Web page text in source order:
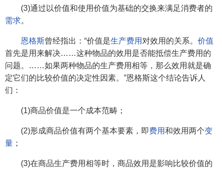
(3)通过以价值和使用价值为基础的交换来满足消费者的
需求。
恩格斯曾经指出：“价值是生产费用 对效用的关系。 价值
首先是用来解决……这种物品的效用是否能抵偿生产费用的
问题。……如果两种物品的生产费用相等，那么效用就是确
定它们的比较价值的决定性因素。”恩格斯这个结论告诉人
们：
(1)商品价值是一个成本范畴；
(2)形成商品价值有两个基本要素，即费用和效用两个变
量 ；
(3)在商品生产费用相等时，商品效用是影响比较价值的